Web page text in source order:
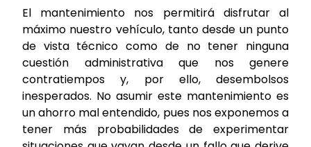
El mantenimiento nos permitirá disfrutar al
máximo nuestro vehículo, tanto desde un punto
de vista técnico como de no tener ninguna
cuestión administrativa que nos genere
contratiempos y, por ello, desembolsos
inesperados. No asumir este mantenimiento es
un ahorro mal entendido, pues nos exponemos a
tener más probabilidades de experimentar